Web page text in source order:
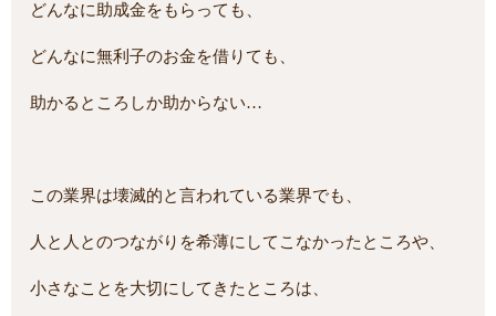
どんなに助成金をもらっても、
どんなに無利子のお金を借りても、
助かるところしか助からない…
この業界は壊滅的と言われている業界でも、
人と人とのつながりを希薄にしてこなかったところや、
小さなことを大切にしてきたところは、